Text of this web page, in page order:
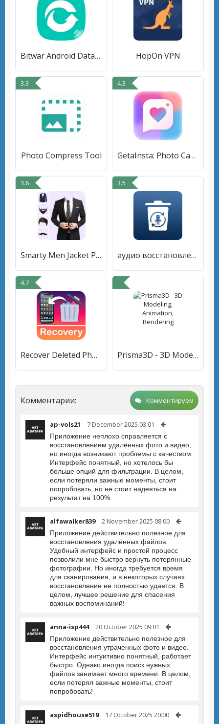
Bitwar Android Data Recovery HopOn VPN
3.3
Photo Compress Tool
4.3
GetaInsta: Photo Caption Maker
3.6
Smarty Men Jacket Photo Editor
3.5
аудио восстановление
4.7
Recover Deleted Photos & Video Prisma3D - 3D Modeling, Animation, Rendering
Комментарии: Комментируем
ap-vols21 7 December 2025 03:01
Приложение неплохо справляется с
восстановлением удалённых фото и видео,
но иногда возникают проблемы с качеством.
Интерфейс понятный, но хотелось бы
больше опций для фильтрации. В целом,
если потеряли важные моменты, стоит
попробовать, но не стоит надеяться на
результат на 100%.
alfawalker839 2 November 2025 08:00
Приложение действительно полезное для
восстановления удалённых файлов.
Удобный интерфейс и простой процесс
позволили мне быстро вернуть потерянные
фотографии. Но иногда требуется время
для сканирования, и в некоторых случаях
восстановление не полностью удается. В
целом, лучшее решение для спасения
важных воспоминаний!
anna-isp444 20 October 2025 09:01
Приложение действительно полезное для
восстановления утраченных фото и видео.
Интерфейс интуитивно понятный, работает
быстро. Однако иногда поиск нужных
файлов занимает много времени. В целом,
если потерял важные моменты, стоит
попробовать!
aspidhouse519 17 October 2025 20:00